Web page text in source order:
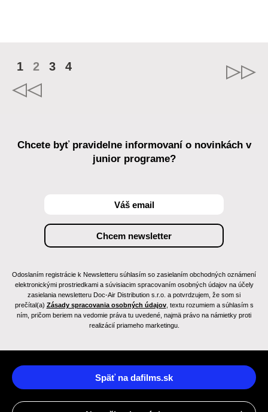
1 2 3 4
Chcete byť pravidelne informovaní o novinkách v
junior programe?
Odoslaním registrácie k Newsletteru súhlasím so zasielaním obchodných oznámení
elektronickými prostriedkami a súvisiacim spracovaním osobných údajov na účely
zasielania newsletteru Doc-Air Distribution s.r.o. a potvrdzujem, že som si
prečítal(a) Zásady spracovania osobných údajov, textu rozumiem a súhlasím s
ním, pričom beriem na vedomie práva tu uvedené, najmä právo na námietky proti
realizácií priameho marketingu.
Späť na dafilms.sk